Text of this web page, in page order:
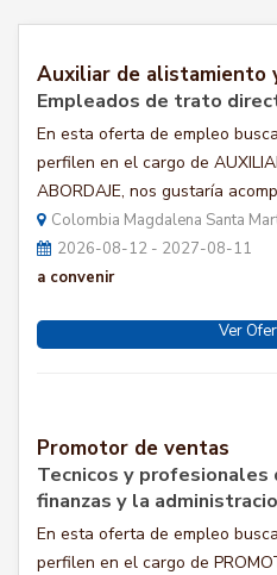
Auxiliar de alistamiento
Empleados de trato
En esta oferta de empleo
perfilen en el cargo de
ABORDAJE, nos gustaría
Colombia Magdalena Santa
2026-08-12 - 2027-08-11
a convenir
Ver
Promotor de ventas
Tecnicos y
finanzas y la
En esta oferta de empleo
perfilen en el cargo de